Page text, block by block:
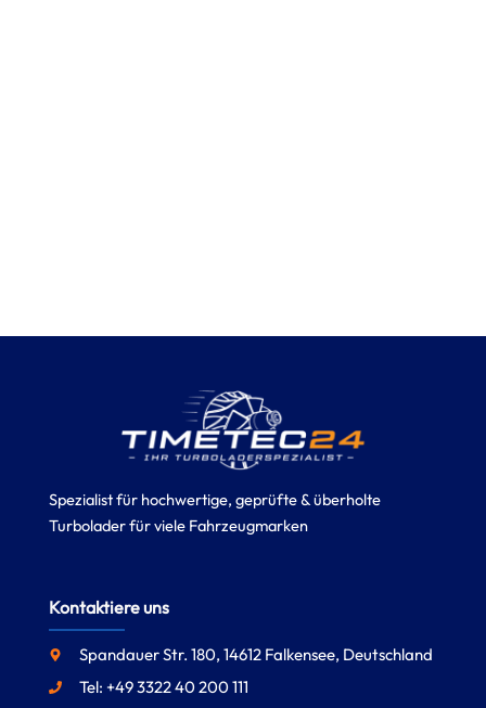
Spezialist für hochwertige, geprüfte & überholte
Turbolader für viele Fahrzeugmarken
Kontaktiere uns
Spandauer Str. 180, 14612 Falkensee, Deutschland
Tel: +49 3322 40 200 111